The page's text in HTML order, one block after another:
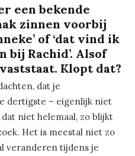
een bekende
zinnen voorbij
of ‘dat vind ik
bij Rachid’. Alsof
Klopt dat?
dat je
dertigste – eigenlijk niet
niet helemaal, zo blijkt
Het is meestal niet zo
veranderen tijdens je